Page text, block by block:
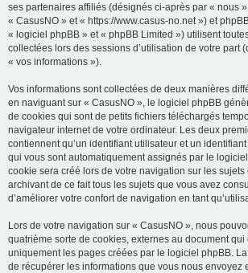
ses partenaires affiliés (désignés ci-après par « nous
« CasusNO » et « https://www.casus-no.net ») et
« logiciel phpBB » et « phpBB Limited ») utilisent
collectées lors des sessions d’utilisation de votre part
« vos informations »).
Vos informations sont collectées de deux manières
en naviguant sur « CasusNO », le logiciel phpBB
de cookies qui sont de petits fichiers téléchargés
navigateur internet de votre ordinateur. Les deux
contiennent qu’un identifiant utilisateur et un
qui vous sont automatiquement assignés par le
cookie sera créé lors de votre navigation sur les sujets
archivant de ce fait tous les sujets que vous avez
d’améliorer votre confort de navigation en tant
Lors de votre navigation sur « CasusNO », nous
quatrième sorte de cookies, externes au document
uniquement les pages créées par le logiciel phpBB.
de récupérer les informations que vous nous envoyez